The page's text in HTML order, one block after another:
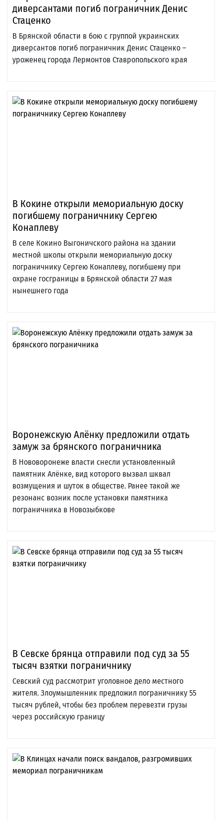
диверсантами погиб пограничник Денис
Стаценко
В Брянской области в бою с группой украинских
диверсантов погиб пограничник Денис Стаценко –
уроженец города Лермонтов Ставропольского края
В Кокине открыли мемориальную доску
погибшему пограничнику Сергею
Конаплеву
В селе Кокино Выгоничского района на здании
местной школы открыли мемориальную доску
пограничнику Сергею Конаплеву, погибшему при
охране госграницы в Брянской области 27 мая
нынешнего года
Воронежскую Алёнку предложили отдать
замуж за брянского пограничника
В Нововоронеже власти снесли установленный
памятник Алёнке, вид которого вызвал шквал
возмущения и шуток в обществе. Ранее такой же
резонанс возник после установки памятника
пограничника в Новозыбкове
В Севске брянца отправили под суд за 55
тысяч взятки пограничнику
Севский суд рассмотрит уголовное дело местного
жителя. Злоумышленник предложил пограничнику 55
тысяч рублей, чтобы без проблем перевезти грузы
через российскую границу